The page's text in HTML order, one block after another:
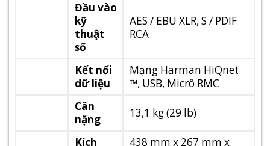
Đầu vào
kỹ
thuật
số
AES / EBU XLR, S / PDIF
RCA
Kết nối
dữ liệu
Mạng Harman HiQnet
™, USB, Micrô RMC
Cân
nặng
13,1 kg (29 lb)
Kích
438 mm x 267 mm x